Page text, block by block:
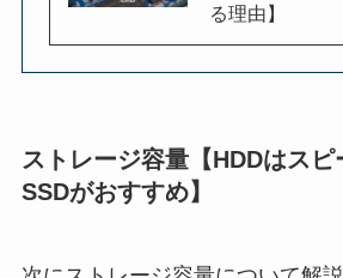
る理由】
ストレージ容量【HDDはス
SSDがおすすめ】